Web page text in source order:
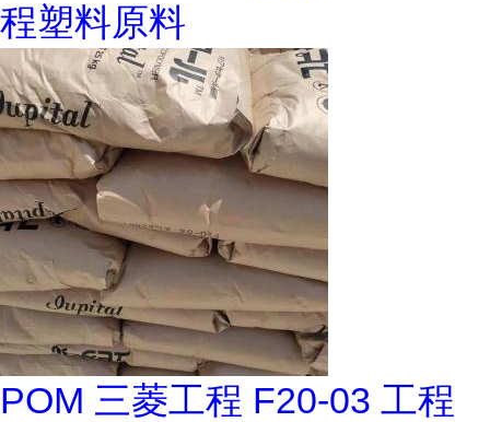
程塑料原料
POM 三菱工程 F20-03 工程